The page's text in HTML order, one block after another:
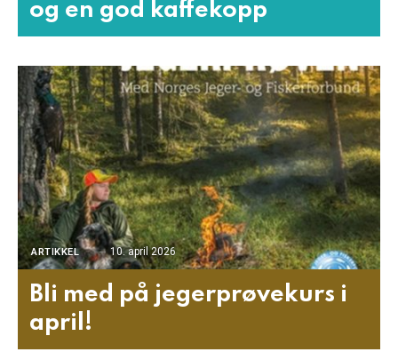
og en god kaffekopp
ARTIKKEL 10. april 2026
Bli med på jegerprøvekurs i
april!